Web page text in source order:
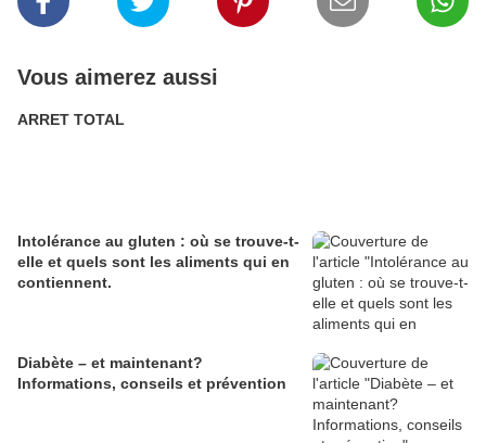
Vous aimerez aussi
ARRET TOTAL
Intolérance au gluten : où se trouve-t-
elle et quels sont les aliments qui en
contiennent.
Diabète – et maintenant?
Informations, conseils et prévention